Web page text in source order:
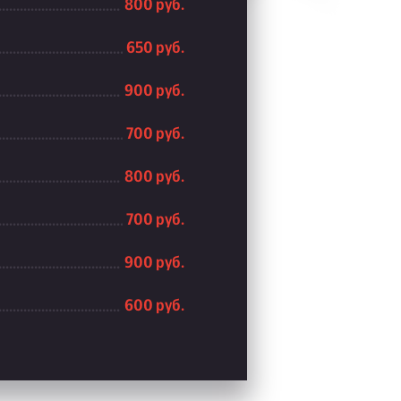
800 руб.
650 руб.
900 руб.
700 руб.
800 руб.
700 руб.
900 руб.
600 руб.